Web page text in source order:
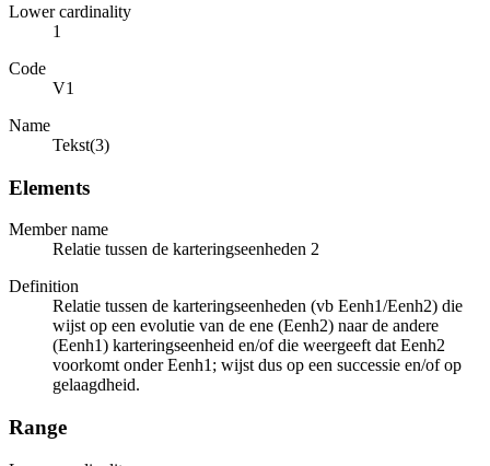
Lower cardinality
1
Code
V1
Name
Tekst(3)
Elements
Member name
Relatie tussen de karteringseenheden 2
Definition
Relatie tussen de karteringseenheden (vb Eenh1/Eenh2) die
wijst op een evolutie van de ene (Eenh2) naar de andere
(Eenh1) karteringseenheid en/of die weergeeft dat Eenh2
voorkomt onder Eenh1; wijst dus op een successie en/of op
gelaagdheid.
Range